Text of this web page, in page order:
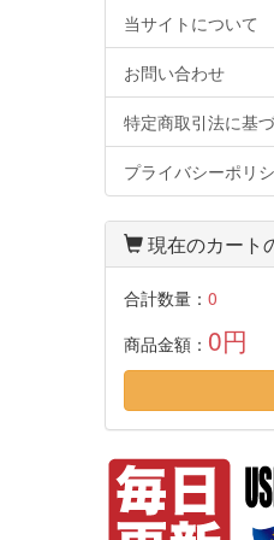
当サイトについて
お問い合わせ
特定商取引法に基
プライバシーポリ
現在のカート
合計数量： 0
商品金額： 0円